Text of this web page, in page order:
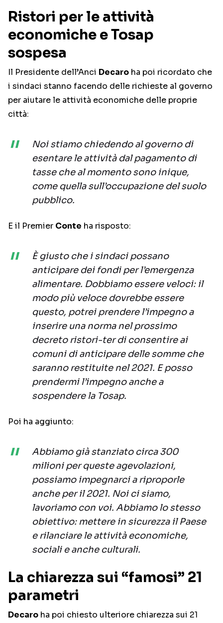
Ristori per le attività
economiche e Tosap
sospesa
Il Presidente dell’Anci Decaro ha poi ricordato che
i sindaci stanno facendo delle richieste al governo
per aiutare le attività economiche delle proprie
città:
Noi stiamo chiedendo al governo di
esentare le attività dal pagamento di
tasse che al momento sono inique,
come quella sull’occupazione del suolo
pubblico.
E il Premier Conte ha risposto:
È giusto che i sindaci possano
anticipare dei fondi per l’emergenza
alimentare. Dobbiamo essere veloci: il
modo più veloce dovrebbe essere
questo, potrei prendere l’impegno a
inserire una norma nel prossimo
decreto ristori-ter di consentire ai
comuni di anticipare delle somme che
saranno restituite nel 2021. E posso
prendermi l’impegno anche a
sospendere la Tosap.
Poi ha aggiunto:
Abbiamo già stanziato circa 300
milioni per queste agevolazioni,
possiamo impegnarci a riproporle
anche per il 2021. Noi ci siamo,
lavoriamo con voi. Abbiamo lo stesso
obiettivo: mettere in sicurezza il Paese
e rilanciare le attività economiche,
sociali e anche culturali.
La chiarezza sui “famosi” 21
parametri
Decaro ha poi chiesto ulteriore chiarezza sui 21